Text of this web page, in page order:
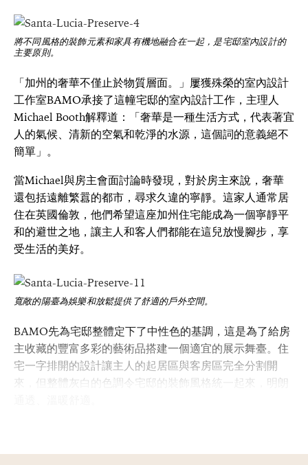
將不同風格的裝飾元素和家具有機地融合在一起，是宅邸室內設計的
主要原則。
「加州的奢華不僅止於物質層面。」屢獲殊榮的室內設計
工作室BAMO承接了這幢宅邸的室內設計工作，主理人
Michael Booth解釋道：「奢華是一種生活方式，代表著宜
人的氣候、清新的空氣和乾淨的水源，這個詞的意義絕不
簡單」。
當Michael與房主會面討論時發現，對於房主來說，奢華
還包括遠離繁囂的都市，尋求久違的寧靜。這家人通常居
住在英國倫敦，他們希望這座加州住宅能成為一個寧靜平
和的避世之地，讓主人和客人們都能在這兒放慢腳步，享
受生活的美好。
寬敞的陽臺為娛樂和放鬆提供了舒適的戶外空間。
BAMO先為宅邸整體定下了中性色的基調，這是為了給房
主收藏的豐富多彩的藝術品搭建一個適宜的展示舞臺。住
宅一字排開的設計讓主人的起居區與客房區完全分割開
來，但整體灰白的色調令宅邸的裝飾風格統一起來，明朗